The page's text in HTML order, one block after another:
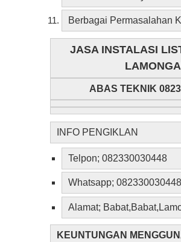
Berbagai Permasalahan
JASA INSTALASI
ABAS TEKNIK
INFO PENGIKLAN
Telpon; 082330030448
Whatsapp; 082330030448
Alamat;
KEUNTUNGAN